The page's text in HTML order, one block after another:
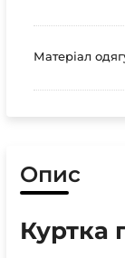
Матеріал
Опис
Куртка